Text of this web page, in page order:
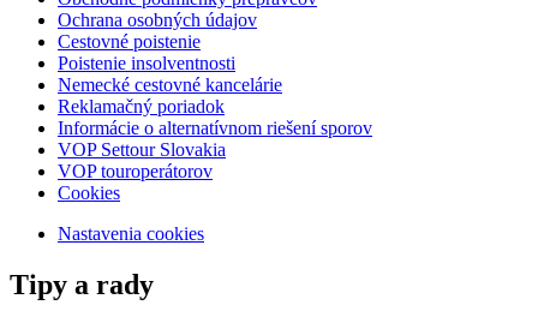
Ochrana osobných údajov
Cestovné poistenie
Poistenie insolventnosti
Nemecké cestovné kancelárie
Reklamačný poriadok
Informácie o alternatívnom riešení sporov
VOP Settour Slovakia
VOP touroperátorov
Cookies
Nastavenia cookies
Tipy a rady